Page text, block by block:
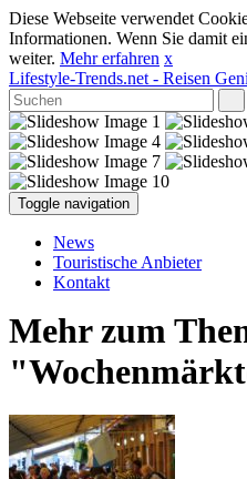
Diese Webseite verwendet
Informationen. Wenn Sie damit
weiter. Mehr erfahren x
Lifestyle-Trends.net - Reisen
Toggle navigation
News
Touristische Anbieter
Kontakt
Mehr zum